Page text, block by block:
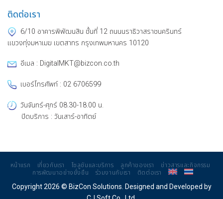
ติดต่อเรา
6/10 อาคารพิพัฒนสิน ชั้นที่ 12 ถนนนราธิวาสราชนครินทร์
แขวงทุ่งมหาเมฆ เขตสาทร กรุงเทพมหานคร 10120
อีเมล : DigitalMKT@bizcon.co.th
เบอร์โทรศัพท์ : 02 6706599
วันจันทร์-ศุกร์ 08.30-18.00 น.
ปิดบริการ : วันเสาร์-อาทิตย์
หน้าแรก เกี่ยวกับเรา โซลูชันและบริการ ลูกค้าของเรา
ข่าวสารและกิจกรรม
การพัฒนาอย่างยั่งยืน
ร่วมงานกับเรา ติดต่อเรา
Copyright 2026 © BizCon Solutions. Designed and Developed by